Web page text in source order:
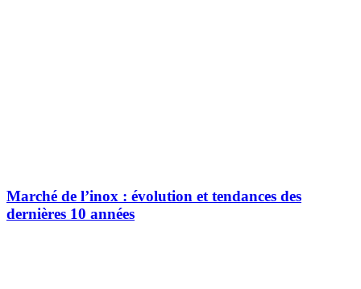
Marché de l’inox : évolution et tendances des
dernières 10 années